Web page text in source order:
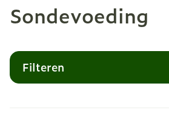
Sondevoeding
Filteren